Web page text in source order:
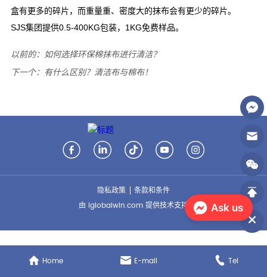
以前的： 如何选择环保棉抹布进行清洁？
下一个： 有什么区别？清洁布与棉布！
Home E-mail Tel
隐私政策
条款和条件
由 iglobalwin.com 提供技术支持
Ask us